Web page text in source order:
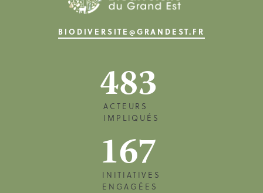
BIODIVERSITE@GRANDEST.FR
483
ACTEURS
IMPLIQUÉS
167
INITIATIVES
ENGAGÉES